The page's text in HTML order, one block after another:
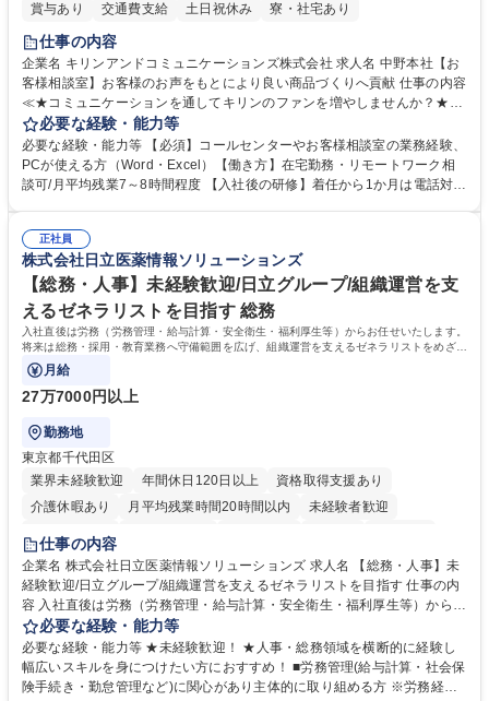
賞与あり
交通費支給 土日祝休み 寮・社宅あり
仕事の内容
企業名 キリンアンドコミュニケーションズ株式会社 求人名 中野本社【お
客様相談室】お客様のお声をもとにより良い商品づくりへ貢献 仕事の内容
≪★コミュニケーションを通してキリンのファンを増やしませんか？★≫
お客様のお声をより良い商品づくりに活かしていく上で、窓口となるお客
様相談室でのお仕事です。 日々お客様からいただくキリングループへのご
意見を、企業活動に活かしています。お客様からの声に迅速かつ誠意をも
って対応、情報提供するとともにグループ内活動に反映しています。 【具
平均100件前後■メール・手紙：同上40件前後 募集職種 中野本社【お客様
相談室】お客様のお声をもとにより良い商品づくりへ貢献
必要な経験・能力等
必要な経験・能力等 【必須】コールセンターやお客様相談室の業務経験、
PCが使える方（Word・Excel）【働き方】在宅勤務・リモートワーク相
談可/月平均残業7～8時間程度 【入社後の研修】着任から1か月は電話対応
すのでご安心ください。 【当社について】キリングループの広報機能を担
う会社として、お客様との出会いを大切にし、磨き上げたホスピタリティ
を込めてコミュニケーションをとりながら広報関連業務を行っておりま
す。 学歴・資格 学歴：大学院 大学 高専 短大 専修学校 高校 語学力： 資
格：
正社員
株式会社日立医薬情報ソリューションズ
【総務・人事】未経験歓迎/日立グループ/組織運営を支
えるゼネラリストを目指す 総務
入社直後は労務（労務管理・給与計算・安全衛生・福利厚生等）からお任せいたします。
将来は総務・採用・教育業務へ守備範囲を広げ、組織運営を支えるゼネラリストをめざせ
ます。
月給
27万7000円以上
勤務地
東京都千代田区
業界未経験歓迎
年間休日120日以上
資格取得支援あり
介護休暇あり
月平均残業時間20時間以内
未経験者歓迎
住宅手当あり
育休あり
完全週休2日制 交通費支給 土日祝休み 寮・社宅あり
仕事の内容
企業名 株式会社日立医薬情報ソリューションズ 求人名 【総務・人事】未
経験歓迎/日立グループ/組織運営を支えるゼネラリストを目指す 仕事の内
容 入社直後は労務（労務管理・給与計算・安全衛生・福利厚生等）からお
任せいたします。将来は総務・採用・教育業務へ守備範囲を広げ、組織運
営を支えるゼネラリストをめざせます。 ・初期業務：労働時間管理、給与
計算、社会保険対応、福利厚生管理、安全衛生、健康経営推進等をお任せ
します。ご経験に応じて、休職者管理など、幅広く経験を積んでいただき
必要な経験・能力等
必要な経験・能力等 ★未経験歓迎！ ★人事・総務領域を横断的に経験し
幅広いスキルを身につけたい方におすすめ！ ■労務管理(給与計算・社会保
険手続き・勤怠管理など)に関心があり主体的に取り組める方 ※労務経験